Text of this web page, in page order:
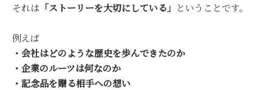
それは 「ストーリーを大切にしている」 ということです。
例えば
・会社はどのような歴史を歩んできたのか
・企業のルーツは何なのか
・記念品を贈る相手への想い